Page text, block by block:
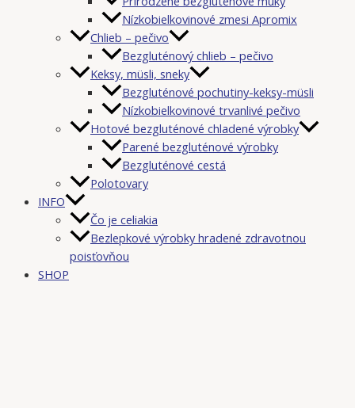
Nízkobielkovinové zmesi Apromix
Chlieb – pečivo
Bezgluténový chlieb – pečivo
Keksy, müsli, sneky
Bezgluténové pochutiny-keksy-müsli
Nízkobielkovinové trvanlivé pečivo
Hotové bezgluténové chladené výrobky
Parené bezgluténové výrobky
Bezgluténové cestá
Polotovary
INFO
Čo je celiakia
Bezlepkové výrobky hradené zdravotnou
poisťovňou
SHOP